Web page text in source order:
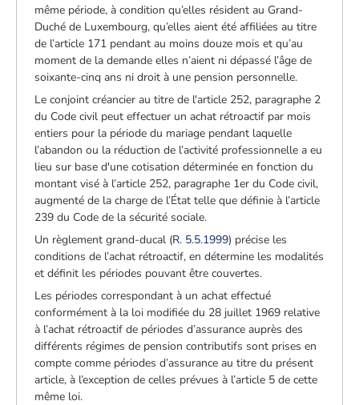
même période, à condition qu’elles résident au Grand-
Duché de Luxembourg, qu’elles aient été affiliées au titre
de l’article 171 pendant au moins douze mois et qu’au
moment de la demande elles n’aient ni dépassé l’âge de
soixante-cinq ans ni droit à une pension personnelle.
Le conjoint créancier au titre de l'article 252, paragraphe 2
du Code civil peut effectuer un achat rétroactif par mois
entiers pour la période du mariage pendant laquelle
l’abandon ou la réduction de l’activité professionnelle a eu
lieu sur base d'une cotisation déterminée en fonction du
montant visé à l’article 252, paragraphe 1er du Code civil,
augmenté de la charge de l’État telle que définie à l’article
239 du Code de la sécurité sociale.
Un règlement grand-ducal (R. 5.5.1999) précise les
conditions de l’achat rétroactif, en détermine les modalités
et définit les périodes pouvant être couvertes.
Les périodes correspondant à un achat effectué
conformément à la loi modifiée du 28 juillet 1969 relative
à l’achat rétroactif de périodes d’assurance auprès des
différents régimes de pension contributifs sont prises en
compte comme périodes d’assurance au titre du présent
article, à l’exception de celles prévues à l’article 5 de cette
même loi.